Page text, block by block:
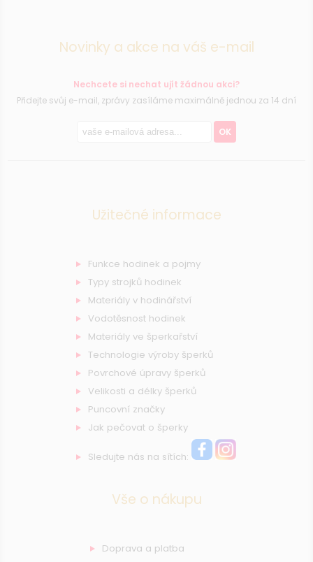
Novinky a akce na váš e-mail
Nechcete si nechat ujít žádnou akci?
Přidejte svůj e-mail, zprávy zasíláme maximálně jednou za 14 dní
OK
Užitečné informace
Funkce hodinek a pojmy
Typy strojků hodinek
Materiály v hodinářství
Vodotěsnost hodinek
Materiály ve šperkařství
Technologie výroby šperků
Povrchové úpravy šperků
Velikosti a délky šperků
Puncovní značky
Jak pečovat o šperky
Sledujte nás na sítích:
Vše o nákupu
Doprava a platba